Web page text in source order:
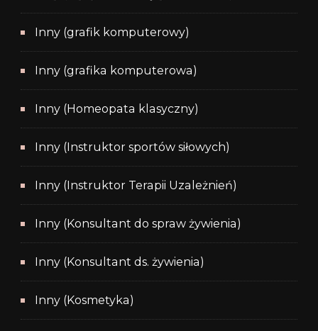
Inny (grafik komputerowy)
Inny (grafika komputerowa)
Inny (Homeopata klasyczny)
Inny (Instruktor sportów siłowych)
Inny (Instruktor Terapii Uzależnień)
Inny (Konsultant do spraw żywienia)
Inny (Konsultant ds. żywienia)
Inny (Kosmetyka)